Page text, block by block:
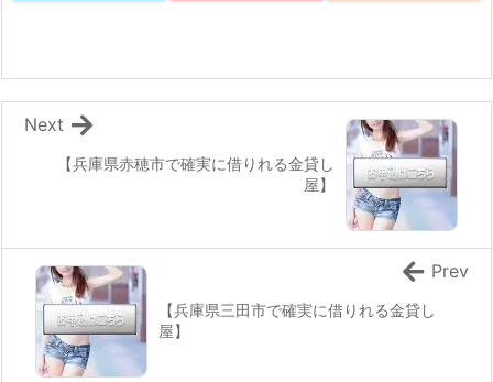
【兵庫県赤穂市で確実に借りれる金貸し
屋】
Next
【兵庫県三田市で確実に借りれる金貸し
屋】
Prev